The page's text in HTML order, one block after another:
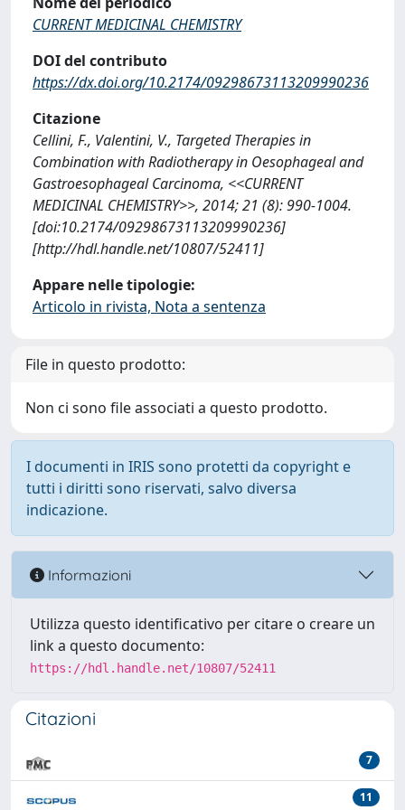
CURRENT MEDICINAL CHEMISTRY
DOI del contributo
https://dx.doi.org/10.2174/09298673113209990236
Citazione
Cellini, F., Valentini, V., Targeted Therapies in
Combination with Radiotherapy in Oesophageal and
Gastroesophageal Carcinoma, <<CURRENT
MEDICINAL CHEMISTRY>>, 2014; 21 (8): 990-1004.
[doi:10.2174/09298673113209990236]
[http://hdl.handle.net/10807/52411]
Appare nelle tipologie:
Articolo in rivista, Nota a sentenza
File in questo prodotto:
Non ci sono file associati a questo prodotto.
I documenti in IRIS sono protetti da copyright e
tutti i diritti sono riservati, salvo diversa
indicazione.
Informazioni
Utilizza questo identificativo per citare o creare un
link a questo documento:
https://hdl.handle.net/10807/52411
Citazioni
7
11